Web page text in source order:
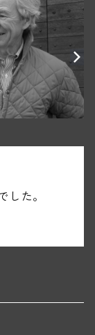
した。